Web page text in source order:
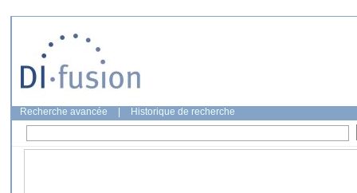
Recherche avancée Historique de recherche